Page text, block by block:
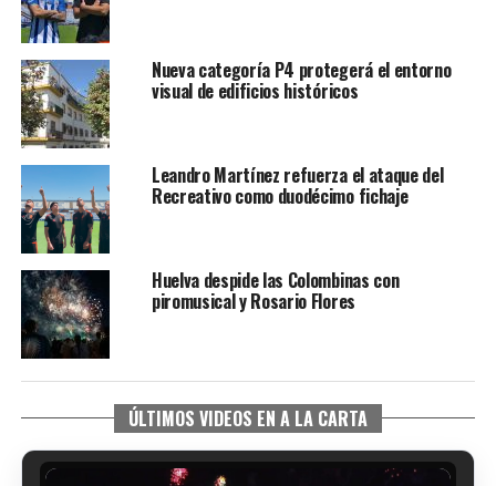
Nueva categoría P4 protegerá el entorno
visual de edificios históricos
Leandro Martínez refuerza el ataque del
Recreativo como duodécimo fichaje
Huelva despide las Colombinas con
piromusical y Rosario Flores
ÚLTIMOS VIDEOS EN A LA CARTA